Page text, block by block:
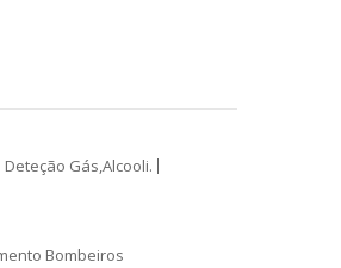
Deteção Gás,Alcooli.
Bombeiros